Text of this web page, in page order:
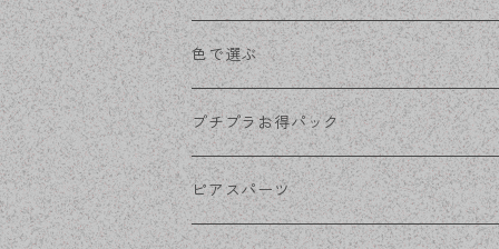
色で選ぶ
KCゴールド
ゴールド
プチプラお得パック
ピアスパーツ